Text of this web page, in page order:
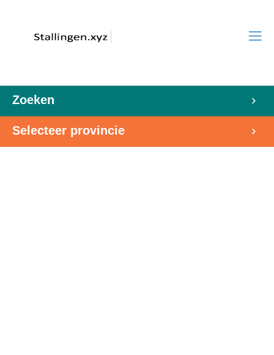
Zoeken
Selecteer provincie